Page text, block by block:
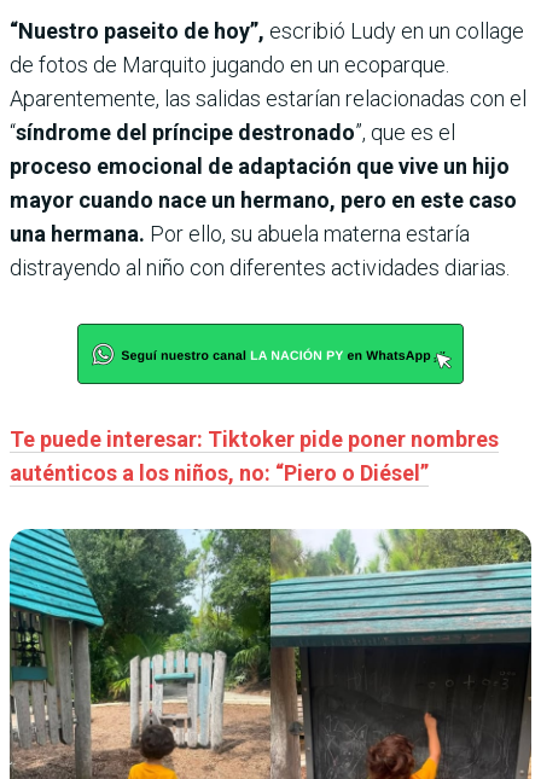
“Nuestro paseito de hoy”, escribió Ludy en un collage
de fotos de Marquito jugando en un ecoparque.
Aparentemente, las salidas estarían relacionadas con el
“síndrome del príncipe destronado”, que es el
proceso emocional de adaptación que vive un hijo
mayor cuando nace un hermano, pero en este caso
una hermana. Por ello, su abuela materna estaría
distrayendo al niño con diferentes actividades diarias.
Te puede interesar: Tiktoker pide poner nombres
auténticos a los niños, no: “Piero o Diésel”